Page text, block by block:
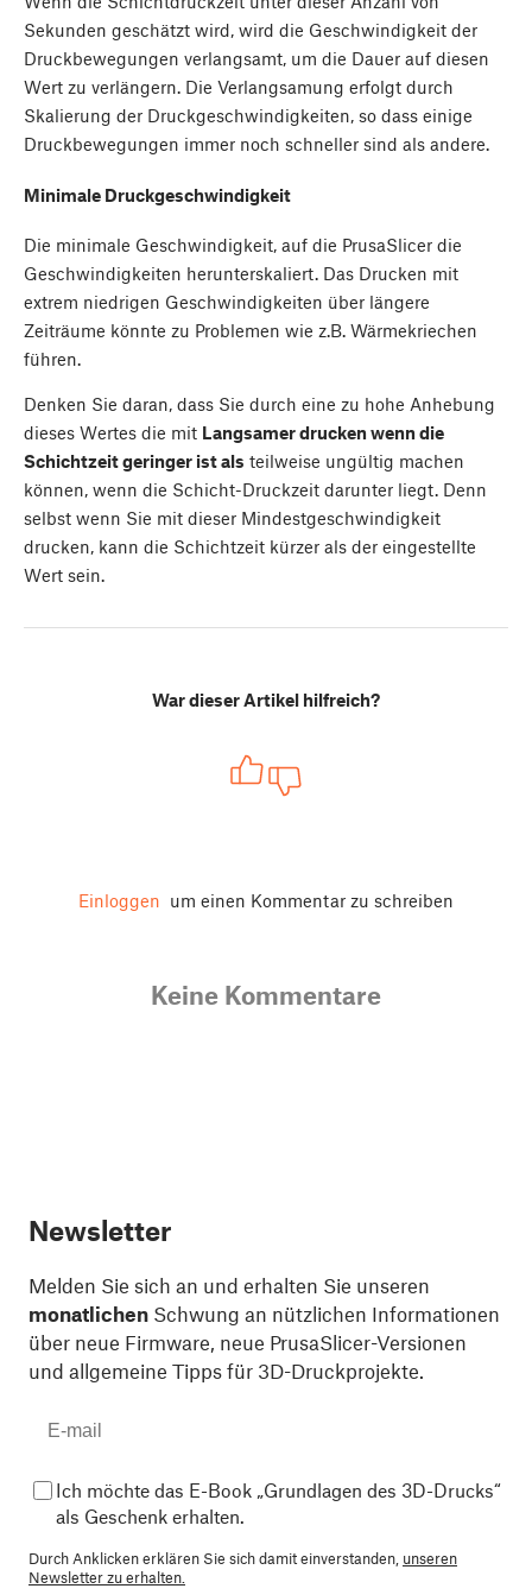
Sekunden geschätzt wird, wird die Geschwindigkeit der
Druckbewegungen verlangsamt, um die Dauer auf diesen
Wert zu verlängern. Die Verlangsamung erfolgt durch
Skalierung der Druckgeschwindigkeiten, so dass einige
Druckbewegungen immer noch schneller sind als andere.
Minimale Druckgeschwindigkeit
Die minimale Geschwindigkeit, auf die PrusaSlicer die
Geschwindigkeiten herunterskaliert. Das Drucken mit
extrem niedrigen Geschwindigkeiten über längere
Zeiträume könnte zu Problemen wie z.B. Wärmekriechen
führen.
Denken Sie daran, dass Sie durch eine zu hohe Anhebung
dieses Wertes die mit Langsamer drucken wenn die
Schichtzeit geringer ist als teilweise ungültig machen
können, wenn die Schicht-Druckzeit darunter liegt. Denn
selbst wenn Sie mit dieser Mindestgeschwindigkeit
drucken, kann die Schichtzeit kürzer als der eingestellte
Wert sein.
War dieser Artikel hilfreich?
Einloggen um einen Kommentar zu schreiben
Keine Kommentare
Newsletter
Melden Sie sich an und erhalten Sie unseren
monatlichen Schwung an nützlichen Informationen
über neue Firmware, neue PrusaSlicer-Versionen
und allgemeine Tipps für 3D-Druckprojekte.
Ich möchte das E-Book „Grundlagen des 3D-Drucks“
als Geschenk erhalten.
Durch Anklicken erklären Sie sich damit einverstanden, unseren
Newsletter zu erhalten.